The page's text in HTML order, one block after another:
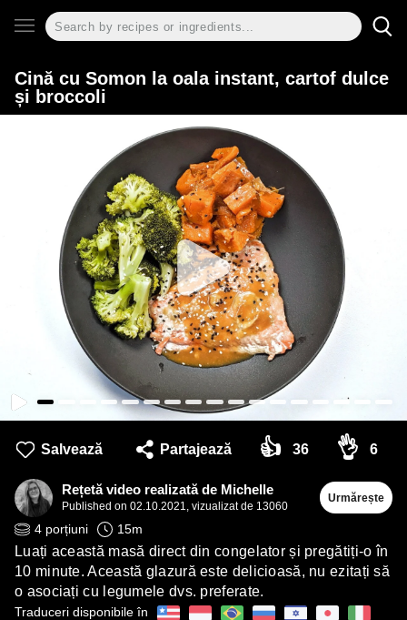
Cină cu Somon la oala instant, cartof dulce
și broccoli
Salvează Partajează 👍 36 👌 6
Rețetă video realizată de Michelle
Published on 02.10.2021, vizualizat de 13060
Urmărește
4 porțiuni 15m
Luați această masă direct din congelator și pregătiți-o în
10 minute. Această glazură este delicioasă, nu ezitați să
o asociați cu legumele dvs. preferate.
Traduceri disponibile în